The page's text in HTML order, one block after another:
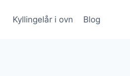
Kyllingelår i ovn Blog